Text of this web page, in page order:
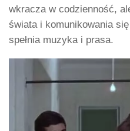
wkracza w codzienność,
świata i komunikowania
spełnia muzyka i prasa.